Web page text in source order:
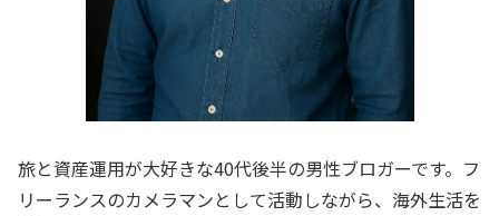
旅と資産運用が大好きな40代後半の男性ブロガーです。フ
リーランスのカメラマンとして活動しながら、海外生活を